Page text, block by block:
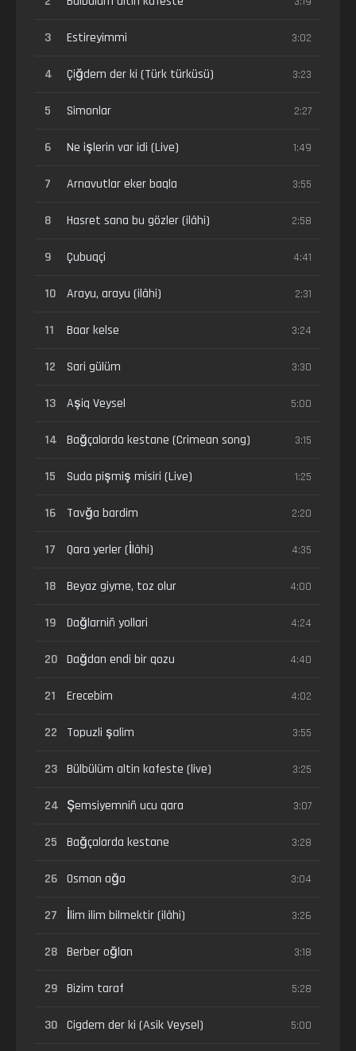
3 Estireyimmi 3:02
4 Çiğdem der ki (Türk türküsü) 3:23
5 Simonlar 2:27
6 Ne işlerin var idi (Live) 1:49
7 Arnavutlar eker baqla 3:55
8 Hasret sana bu gözler (ilâhi) 2:58
9 Çubuqçi 4:41
10 Arayu, arayu (ilâhi) 2:31
11 Baar kelse 3:24
12 Sari gülüm 3:30
13 Aşiq Veysel 5:00
14 Bağçalarda kestane (Crimean song) 3:15
15 Suda pişmiş misiri (Live) 1:25
16 Tavğa bardim 2:20
17 Qara yerler (İlâhi) 4:35
18 Beyaz giyme, toz olur 4:00
19 Dağlarniñ yollari 4:24
20 Dağdan endi bir qozu 4:40
21 Erecebim 4:02
22 Topuzli şalim 3:55
23 Bülbülüm altin kafeste (live) 3:25
24 Şemsiyemniñ ucu qara 3:07
25 Bağçalarda kestane 3:28
26 Osman ağa 3:04
27 İlim ilim bilmektir (ilâhi) 3:26
28 Berber oğlan 3:18
29 Bizim taraf 5:28
30 Cigdem der ki (Asik Veysel) 5:00